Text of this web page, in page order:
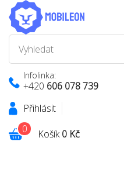
Infolinka:
+420 606 078 739
Přihlásit
Košík0 Kč
0